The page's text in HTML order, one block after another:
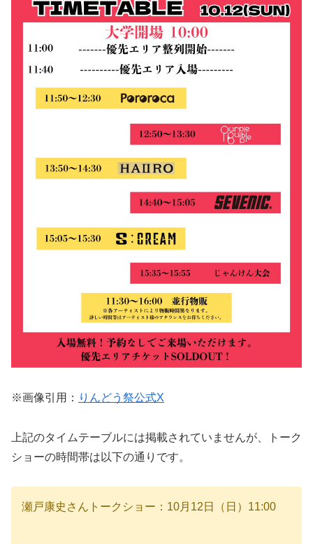
※画像引用： りんどう祭公式X
上記のタイムテーブルには掲載されていませんが、トーク
ショーの時間帯は以下の通りです。
瀬戸康史さんトークショー：10月12日（日）11:00